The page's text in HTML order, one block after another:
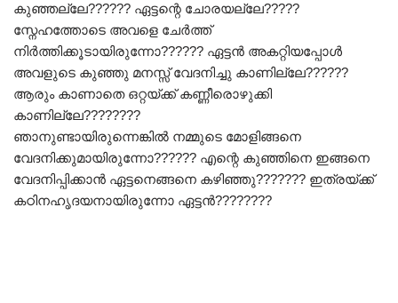
കുഞ്ഞല്ലേ?????? ഏട്ടന്റെ ചോരയല്ലേ?????
സ്നേഹത്തോടെ അവളെ ചേർത്ത്
നിർത്തിക്കൂടായിരുന്നോ?????? ഏട്ടൻ അകറ്റിയപ്പോൾ
അവളുടെ കുഞ്ഞു മനസ്സ് വേദനിച്ചു കാണില്ലേ??????
ആരും കാണാതെ ഒറ്റയ്ക്ക് കണ്ണീരൊഴുക്കി
കാണില്ലേ????????
ഞാനുണ്ടായിരുന്നെങ്കിൽ നമ്മുടെ മോളിങ്ങനെ
വേദനിക്കുമായിരുന്നോ?????? എന്റെ കുഞ്ഞിനെ ഇങ്ങനെ
വേദനിപ്പിക്കാൻ ഏട്ടനെങ്ങനെ കഴിഞ്ഞു??????? ഇത്രയ്ക്ക്
കഠിനഹൃദയനായിരുന്നോ ഏട്ടൻ????????